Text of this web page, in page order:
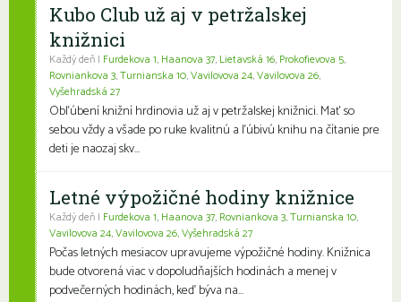
Kubo Club už aj v petržalskej
knižnici
Každý deň | Furdekova 1, Haanova 37, Lietavská 16, Prokofievova 5,
Rovniankova 3,Turnianska 10,Vavilovova 24,Vavilovova 26,
Vyšehradská 27
Obľúbení knižní hrdinovia už aj v petržalskej knižnici. Mať so
sebou vždy a všade po ruke kvalitnú a ľúbivú knihu na čítanie pre
deti je naozaj skv...
Letné výpožičné hodiny knižnice
Každý deň | Furdekova 1, Haanova 37, Rovniankova 3,Turnianska 10,
Vavilovova 24,Vavilovova 26,Vyšehradská 27
Počas letných mesiacov upravujeme výpožičné hodiny. Knižnica
bude otvorená viac v dopoludňajších hodinách a menej v
podvečerných hodinách, keď býva na...